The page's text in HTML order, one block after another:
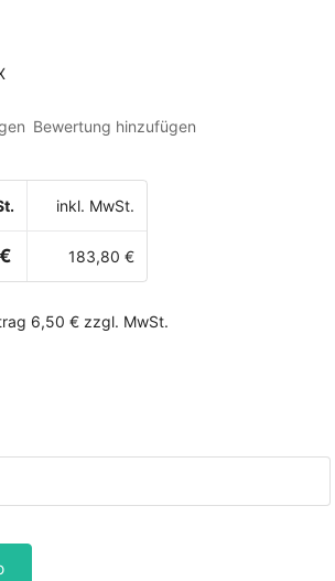
Bewertung hinzufügen
inkl. MwSt.
183,80 €
6,50 € zzgl. MwSt.